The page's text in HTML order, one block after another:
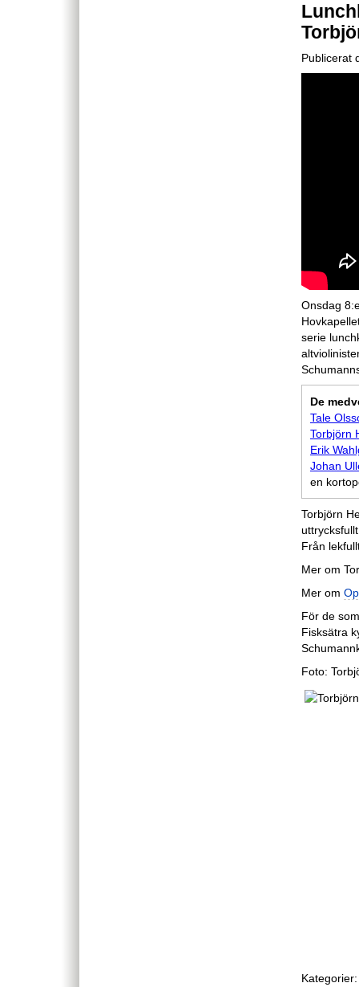
Publicerat
Onsdag
serie
De
Tale
Torbjörn
Erik
Johan
en
Torbjörn
Från
Mer om
Mer om
För de
Fisksätra
Foto:
Kategorier: